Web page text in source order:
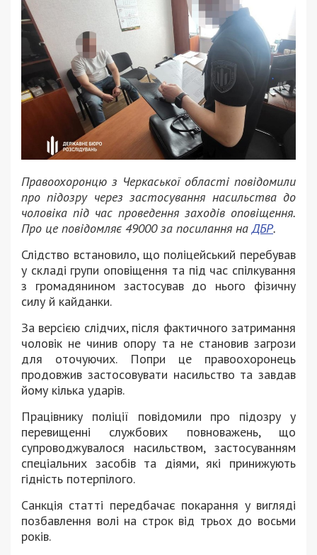
Правоохоронцю з Черкаської області повідомили
про підозру через застосування насильства до
чоловіка під час проведення заходів оповіщення.
Про це повідомляє 49000 за посилання наДБР.
Слідство встановило, що поліцейський перебував
у складі групи оповіщення та під час спілкування
з громадянином застосував до нього фізичну
силу й кайданки.
За версією слідчих, після фактичного затримання
чоловік не чинив опору та не становив загрози
для оточуючих. Попри це правоохоронець
продовжив застосовувати насильство та завдав
йому кілька ударів.
Працівнику поліції повідомили про підозру у
перевищенні службових повноважень, що
супроводжувалося насильством, застосуванням
спеціальних засобів та діями, які принижують
гідність потерпілого.
Санкція статті передбачає покарання у вигляді
позбавлення волі на строк від трьох до восьми
років.